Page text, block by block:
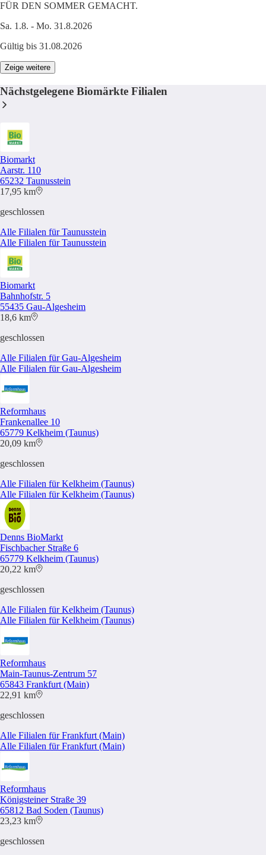
FÜR DEN SOMMER GEMACHT.
Sa. 1.8. - Mo. 31.8.2026
Gültig bis 31.08.2026
Zeige weitere
Nächstgelegene Biomärkte Filialen
Biomarkt
Aarstr. 110
65232 Taunusstein
17,95 km
geschlossen
Alle Filialen für Taunusstein
Alle Filialen für Taunusstein
Biomarkt
Bahnhofstr. 5
55435 Gau-Algesheim
18,6 km
geschlossen
Alle Filialen für Gau-Algesheim
Alle Filialen für Gau-Algesheim
Reformhaus
Frankenallee 10
65779 Kelkheim (Taunus)
20,09 km
geschlossen
Alle Filialen für Kelkheim (Taunus)
Alle Filialen für Kelkheim (Taunus)
Denns BioMarkt
Fischbacher Straße 6
65779 Kelkheim (Taunus)
20,22 km
geschlossen
Alle Filialen für Kelkheim (Taunus)
Alle Filialen für Kelkheim (Taunus)
Reformhaus
Main-Taunus-Zentrum 57
65843 Frankfurt (Main)
22,91 km
geschlossen
Alle Filialen für Frankfurt (Main)
Alle Filialen für Frankfurt (Main)
Reformhaus
Königsteiner Straße 39
65812 Bad Soden (Taunus)
23,23 km
geschlossen